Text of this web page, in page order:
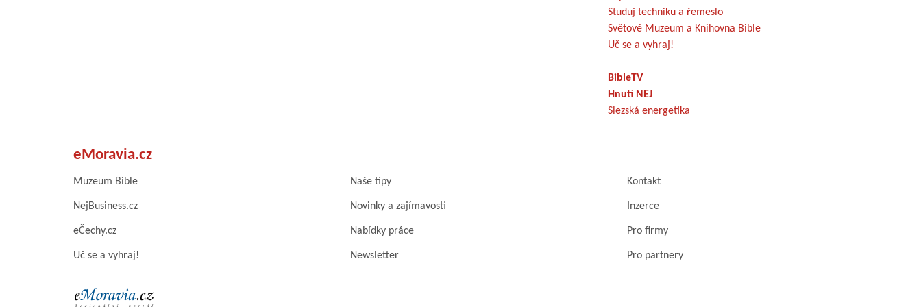
Studuj techniku a řemeslo
Světové Muzeum a Knihovna Bible
Uč se a vyhraj!
BibleTV
Hnutí NEJ
Slezská energetika
eMoravia.cz
Muzeum Bible Naše tipy Kontakt
NejBusiness.cz Novinky a zajímavosti Inzerce
eČechy.cz Nabídky práce Pro firmy
Uč se a vyhraj! Newsletter Pro partnery